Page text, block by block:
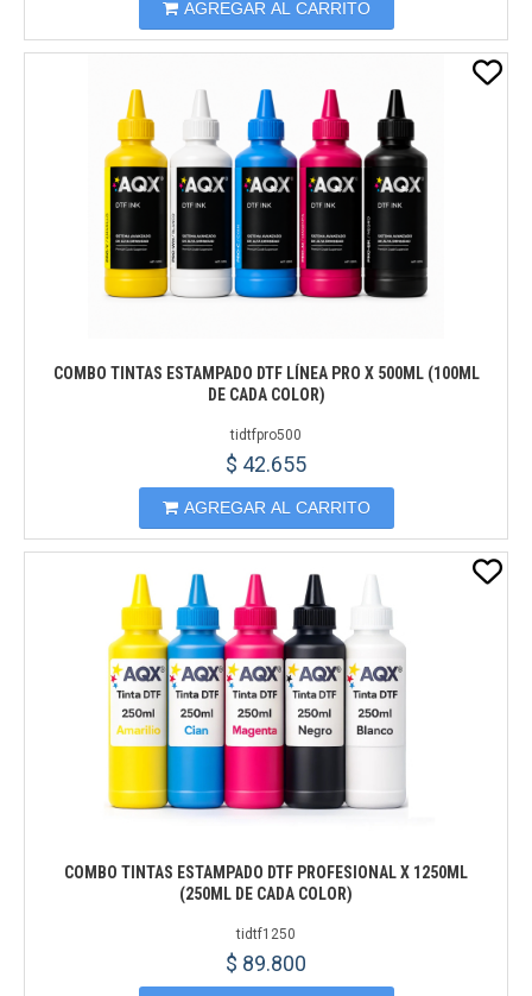
AGREGAR AL CARRITO
COMBO TINTAS ESTAMPADO DTF LÍNEA PRO X 500ML (100ML
DE CADA COLOR)
tidtfpro500
$ 42.655
AGREGAR AL CARRITO
COMBO TINTAS ESTAMPADO DTF PROFESIONAL X 1250ML
(250ML DE CADA COLOR)
tidtf1250
$ 89.800